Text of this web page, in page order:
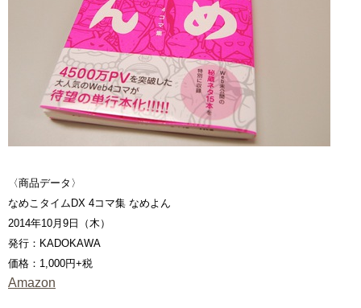
〈商品データ〉
なめこタイムDX 4コマ集 なめよん
2014年10月9日（木）
発行：KADOKAWA
価格：1,000円+税
Amazon